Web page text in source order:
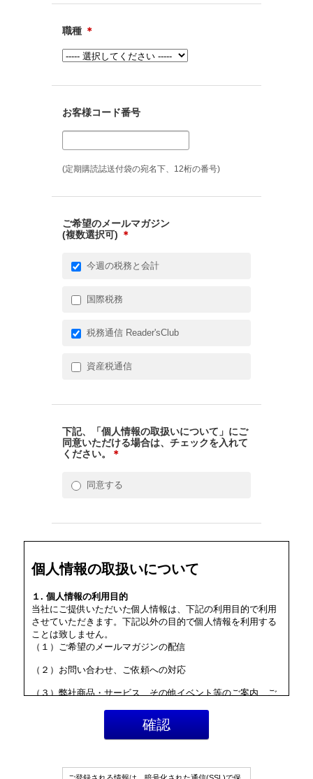
職種 ＊
お客様コード番号
(定期購読誌送付袋の宛名下、12桁の番号)
ご希望のメールマガジン
(複数選択可) ＊
今週の税務と会計
国際税務
税務通信 Reader'sClub
資産税通信
下記、「個人情報の取扱いについて」にご
同意いただける場合は、チェックを入れて
ください。
＊
同意する
個人情報の取扱いについて
１. 個人情報の利用目的
当社にご提供いただいた個人情報は、下記の利用目的で利用
させていただきます。下記以外の目的で個人情報を利用する
ことは致しません。
（１）ご希望のメールマガジンの配信
（２）お問い合わせ、ご依頼への対応
（３）弊社商品・サービス、その他イベント等のご案内、ご
２. 開示対象個人情報に関する事項
（１）事業者の名称
（２）個人情報保護管理者